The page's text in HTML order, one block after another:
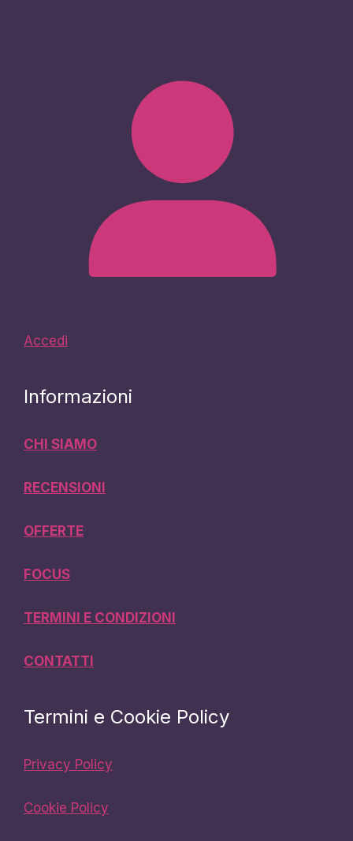
Accedi
Informazioni
CHI SIAMO
RECENSIONI
OFFERTE
FOCUS
TERMINI E CONDIZIONI
CONTATTI
Termini e Cookie Policy
Privacy Policy
Cookie Policy